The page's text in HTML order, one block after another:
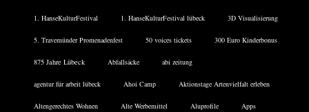
1. HanseKulturFestival 1. HanseKulturFestival lübeck 3D Visualisierung
5. Travemünder Promenadenfest 50 voices tickets 300 Euro Kinderbonus
875 Jahre Lübeck Abfallsäcke abi zeitung
agentur für arbeit lübeck Ahoi Camp Aktionstage Artenvielfalt erleben
Altengerechtes Wohnen Alte Werbemittel Aluprofile Apps